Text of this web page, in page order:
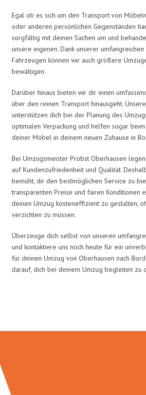
Egal ob es sich um den Transport von
oder anderen persönlichen Gegenständen
sorgfältig mit deinen Sachen um und
unsere eigenen. Dank unserer
Fahrzeugen können wir auch größere
bewältigen.
Darüber hinaus bieten wir dir einen
über den reinen Transport hinausgeht.
unterstützen dich bei der Planung des
optimalen Verpackung und helfen sogar
deiner Möbel in deinem neuen Zuhause in
Bei Umzugsmeister Probst Oberhausen
auf Kundenzufriedenheit und Qualität.
bemüht, dir den bestmöglichen Service zu
transparenten Preise und fairen Konditionen
deinen Umzug kosteneffizient zu gestalten,
verzichten zu müssen.
Überzeuge dich selbst von unseren
und kontaktiere uns noch heute für ein
für deinen Umzug von Oberhausen nach
darauf, dich bei deinem Umzug begleiten zu